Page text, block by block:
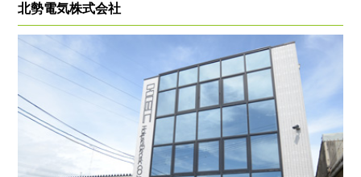
北勢電気株式会社